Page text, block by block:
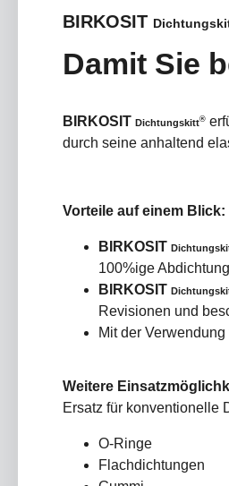
BIRKOSIT
Damit Sie
BIRKOSIT Dichtungskitt®
durch seine anhaltend
Vorteile auf einem Blick:
BIRKOSIT
100%ige
BIRKOSIT
Revisionen und
Mit der Verwendung
Weitere
Ersatz für konventionelle
O-Ringe
Flachdichtungen